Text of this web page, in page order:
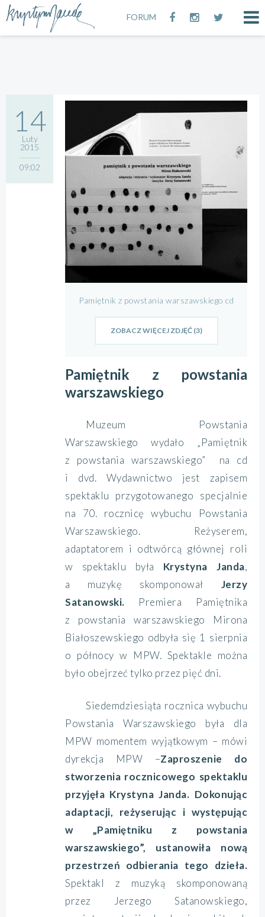
FORUM
14
Luty
2015
09:02
Pamiętnik z powstania warszawskiego cd
ZOBACZ WIĘCEJ ZDJĘĆ (3)
Pamiętnik z powstania
warszawskiego
Muzeum Powstania
Warszawskiego wydało „Pamiętnik
z powstania warszawskiego” na cd
i dvd. Wydawnictwo jest zapisem
spektaklu przygotowanego specjalnie
na 70. rocznicę wybuchu Powstania
Warszawskiego. Reżyserem,
adaptatorem i odtwórcą głównej roli
w spektaklu była Krystyna Janda,
a muzykę skomponował Jerzy
Satanowski. Premiera Pamiętnika
z powstania warszawskiego Mirona
Białoszewskiego odbyła się 1 sierpnia
o północy w MPW. Spektakle można
było obejrzeć tylko przez pięć dni.
Siedemdziesiąta rocznica wybuchu
Powstania Warszawskiego była dla
MPW momentem wyjątkowym – mówi
dyrekcja MPW –Zaproszenie do
stworzenia rocznicowego spektaklu
przyjęła Krystyna Janda. Dokonując
adaptacji, reżyserując i występując
w „Pamiętniku z powstania
warszawskiego”, ustanowiła nową
przestrzeń odbierania tego dzieła.
Spektakl z muzyką skomponowaną
przez Jerzego Satanowskiego,